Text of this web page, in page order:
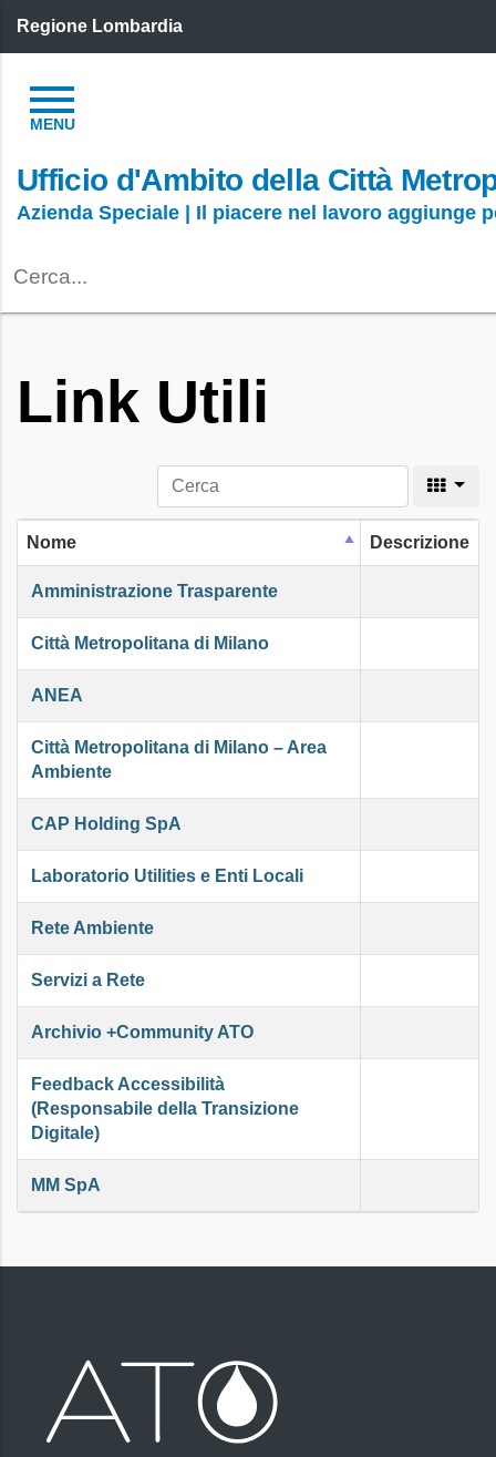
Regione Lombardia
Ufficio d'Ambito della Città
Azienda Speciale | Il piacere nel lavoro aggiunge
Link Utili
Nome Descrizione
Amministrazione Trasparente
Città Metropolitana di Milano
ANEA
Città Metropolitana di Milano – Area
Ambiente
CAP Holding SpA
Laboratorio Utilities e Enti Locali
Rete Ambiente
Servizi a Rete
Archivio +Community ATO
Feedback Accessibilità
(Responsabile della Transizione
Digitale)
MM SpA